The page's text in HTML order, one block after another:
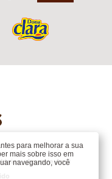
para melhorar a sua
mais sobre isso em
navegando, você
Anuncie Aqui